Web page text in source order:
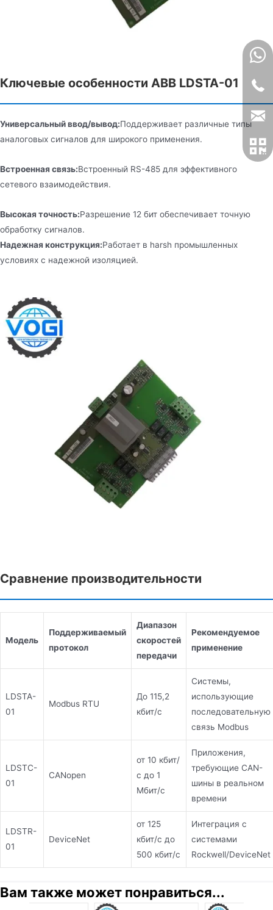
Ключевые особенности ABB LDSTA-01
Универсальный ввод/вывод:Поддерживает различные типы
аналоговых сигналов для широкого применения.
Встроенная связь:Встроенный RS-485 для эффективного
сетевого взаимодействия.
Высокая точность:Разрешение 12 бит обеспечивает точную
обработку сигналов.
Надежная конструкция:Работает в harsh промышленных
условиях с надежной изоляцией.
Сравнение производительности
Модель
Поддерживаемый
протокол
Диапазон
скоростей
передачи
Рекомендуемое
применение
LDSTA-
01
Modbus RTU
До 115,2
кбит/с
Системы,
использующие
последовательную
связь Modbus
LDSTC-
01
CANopen
от 10 кбит/
с до 1
Мбит/с
Приложения,
требующие CAN-
шины в реальном
времени
LDSTR-
01
DeviceNet
от 125
кбит/с до
500 кбит/с
Интеграция с
системами
Rockwell/DeviceNet
Вам также может понравиться...